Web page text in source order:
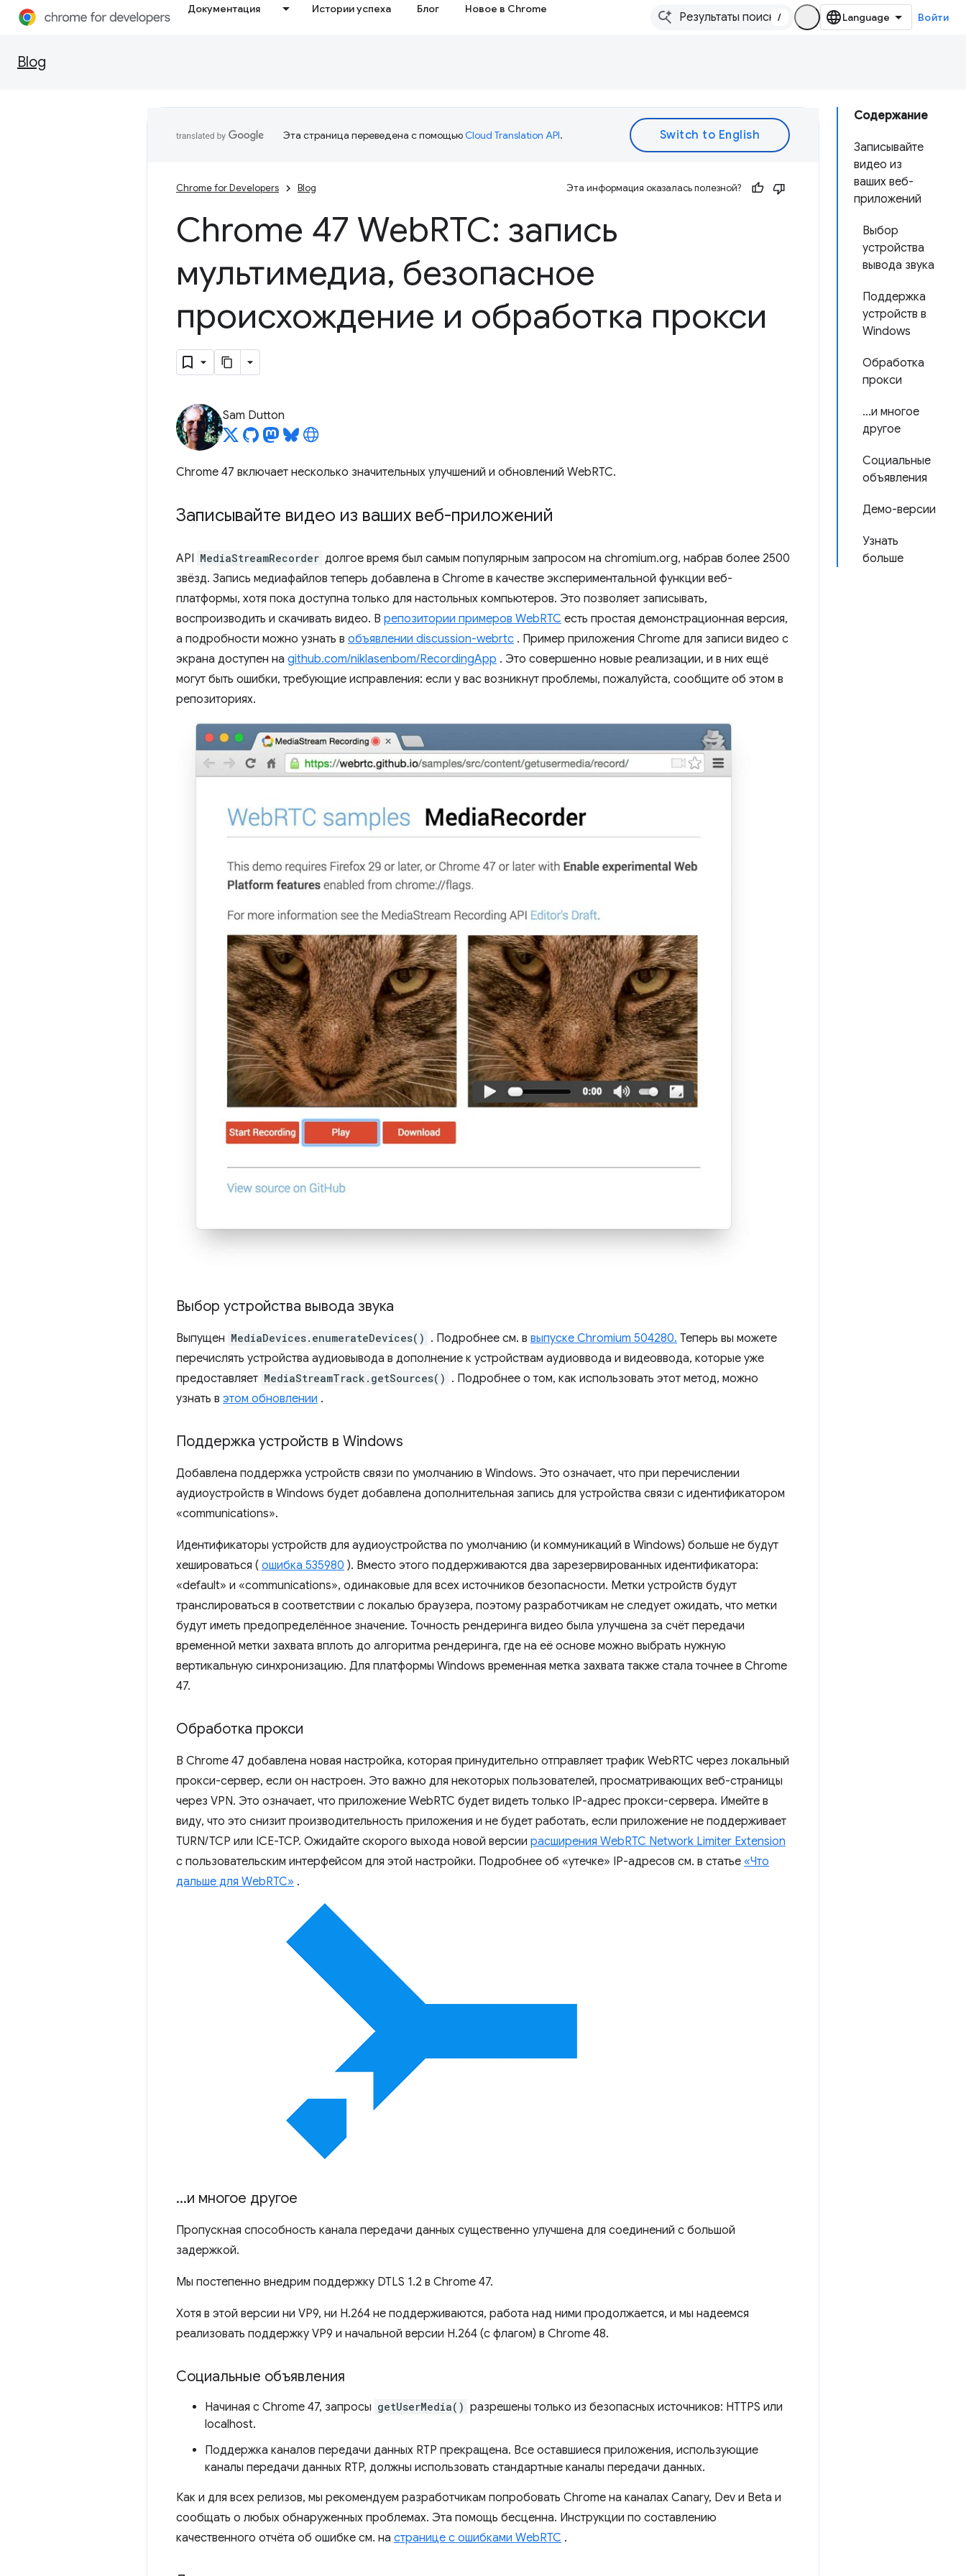
Документация Истории успеха Блог Новое в Chrome
/ Войти
Blog
Содержание
Записывайте
видео из
ваших веб-
приложений
Выбор
устройства
вывода звука
Поддержка
устройств в
Windows
Обработка
прокси
...и многое
другое
Социальные
объявления
Демо-версии
Узнать
больше
Эта страница переведена с помощьюCloud Translation API.
Chrome for Developers Blog Эта информация оказалась полезной?
Chrome 47 WebRTC: запись
мультимедиа, безопасное
происхождение и обработка прокси
Sam Dutton
Chrome 47 включает несколько значительных улучшений и обновлений WebRTC.
Записывайте видео из ваших веб-приложений
API MediaStreamRecorder долгое время был самым популярным запросом на chromium.org, набрав более 2500
звёзд. Запись медиафайлов теперь добавлена ​​в Chrome в качестве экспериментальной функции веб-
платформы, хотя пока доступна только для настольных компьютеров. Это позволяет записывать,
воспроизводить и скачивать видео. В репозитории примеров WebRTC есть простая демонстрационная версия,
а подробности можно узнать в объявлении discussion-webrtc . Пример приложения Chrome для записи видео с
экрана доступен на github.com/niklasenbom/RecordingApp . Это совершенно новые реализации, и в них ещё
могут быть ошибки, требующие исправления: если у вас возникнут проблемы, пожалуйста, сообщите об этом в
репозиториях.
Выбор устройства вывода звука
Выпущен MediaDevices.enumerateDevices() . Подробнее см. в выпуске Chromium 504280. Теперь вы можете
перечислять устройства аудиовывода в дополнение к устройствам аудиоввода и видеоввода, которые уже
предоставляет MediaStreamTrack.getSources() . Подробнее о том, как использовать этот метод, можно
узнать в этом обновлении .
Поддержка устройств в Windows
Добавлена ​​поддержка устройств связи по умолчанию в Windows. Это означает, что при перечислении
аудиоустройств в Windows будет добавлена ​​дополнительная запись для устройства связи с идентификатором
«communications».
Идентификаторы устройств для аудиоустройства по умолчанию (и коммуникаций в Windows) больше не будут
хешироваться ( ошибка 535980 ). Вместо этого поддерживаются два зарезервированных идентификатора:
«default» и «communications», одинаковые для всех источников безопасности. Метки устройств будут
транслироваться в соответствии с локалью браузера, поэтому разработчикам не следует ожидать, что метки
будут иметь предопределённое значение. Точность рендеринга видео была улучшена за счёт передачи
временной метки захвата вплоть до алгоритма рендеринга, где на её основе можно выбрать нужную
вертикальную синхронизацию. Для платформы Windows временная метка захвата также стала точнее в Chrome
47.
Обработка прокси
В Chrome 47 добавлена ​​новая настройка, которая принудительно отправляет трафик WebRTC через локальный
прокси-сервер, если он настроен. Это важно для некоторых пользователей, просматривающих веб-страницы
через VPN. Это означает, что приложение WebRTC будет видеть только IP-адрес прокси-сервера. Имейте в
виду, что это снизит производительность приложения и не будет работать, если приложение не поддерживает
TURN/TCP или ICE-TCP. Ожидайте скорого выхода новой версии расширения WebRTC Network Limiter Extension
с пользовательским интерфейсом для этой настройки. Подробнее об «утечке» IP-адресов см. в статье «Что
дальше для WebRTC» .
...и многое другое
Пропускная способность канала передачи данных существенно улучшена для соединений с большой
задержкой.
Мы постепенно внедрим поддержку DTLS 1.2 в Chrome 47.
Хотя в этой версии ни VP9, ​​ни H.264 не поддерживаются, работа над ними продолжается, и мы надеемся
реализовать поддержку VP9 и начальной версии H.264 (с флагом) в Chrome 48.
Социальные объявления
Начиная с Chrome 47, запросы getUserMedia() разрешены только из безопасных источников: HTTPS или
localhost.
Поддержка каналов передачи данных RTP прекращена. Все оставшиеся приложения, использующие
каналы передачи данных RTP, должны использовать стандартные каналы передачи данных.
Как и для всех релизов, мы рекомендуем разработчикам попробовать Chrome на каналах Canary, Dev и Beta и
сообщать о любых обнаруженных проблемах. Эта помощь бесценна. Инструкции по составлению
качественного отчёта об ошибке см. на странице с ошибками WebRTC .